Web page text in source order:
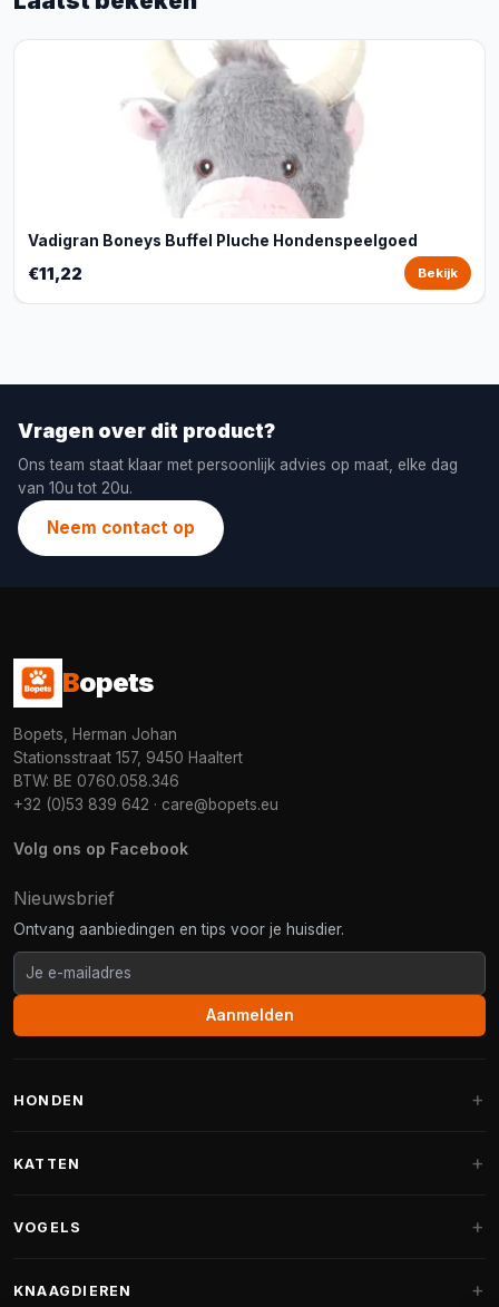
Vadigran Boneys Buffel Pluche Hondenspeelgoed
€11,22 Bekijk
Vragen over dit product?
Ons team staat klaar met persoonlijk advies op maat, elke dag
van 10u tot 20u.
Neem contact op
Bopets
Bopets, Herman Johan
Stationsstraat 157, 9450 Haaltert
BTW: BE 0760.058.346
+32 (0)53 839 642 · care@bopets.eu
Volg ons op Facebook
Nieuwsbrief
Ontvang aanbiedingen en tips voor je huisdier.
Aanmelden
HONDEN
Fantail hondenmanden
KATTEN
Krabpalen voor Maine Coon
VOGELS
KNAAGDIEREN